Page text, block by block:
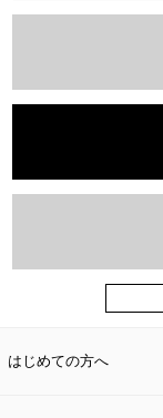
はじめての方へ